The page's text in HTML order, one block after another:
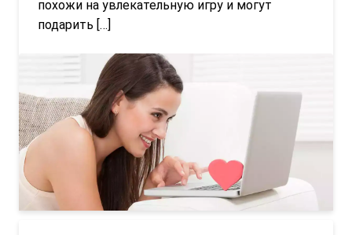
похожи на увлекательную игру и могут
подарить […]